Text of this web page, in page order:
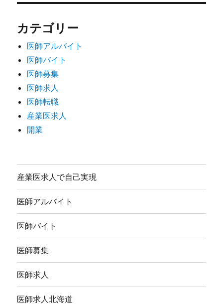
カテゴリー
医師アルバイト
医師バイト
医師募集
医師求人
医師転職
産業医求人
開業
産業医求人で自己実現
医師アルバイト
医師バイト
医師募集
医師求人
医師求人北海道